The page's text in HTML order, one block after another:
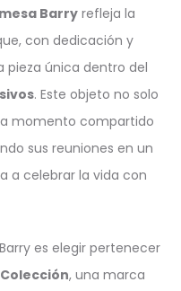
Barryrefleja la
con dedicación y
pieza única dentro del
. Este objeto no solo
momento compartido
sus reuniones en un
a celebrar la vida con
es elegir pertenecer
, una marca